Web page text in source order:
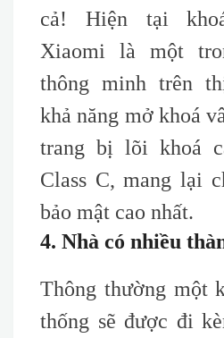
cả! Hiện tại
Xiaomi là một
thông minh trên
khả năng mở khoá
trang bị lõi khoá c
Class C, mang lại
bảo mật cao nhất.
4. Nhà có nhiều
Thông thường một
thống sẽ được đi